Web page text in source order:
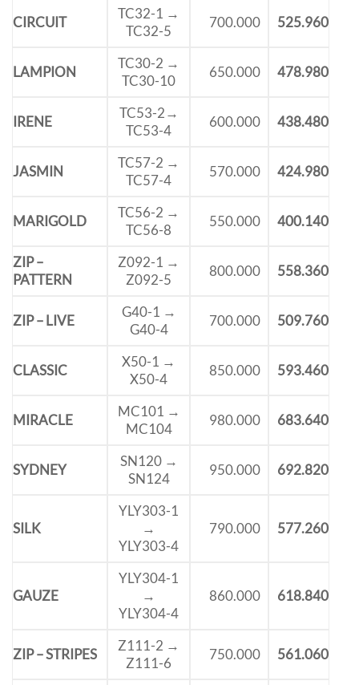
CIRCUIT
TC32-1 →
TC32-5
700.000 525.960
LAMPION
TC30-2 →
TC30-10
650.000 478.980
IRENE
TC53-2→
TC53-4
600.000 438.480
JASMIN
TC57-2 →
TC57-4
570.000 424.980
MARIGOLD
TC56-2 →
TC56-8
550.000 400.140
ZIP –
PATTERN
Z092-1 →
Z092-5
800.000 558.360
ZIP – LIVE
G40-1 →
G40-4
700.000 509.760
CLASSIC
X50-1 →
X50-4
850.000 593.460
MIRACLE
MC101 →
MC104
980.000 683.640
SYDNEY
SN120 →
SN124
950.000 692.820
SILK
YLY303-1
→
YLY303-4
790.000 577.260
GAUZE
YLY304-1
→
YLY304-4
860.000 618.840
ZIP – STRIPES
Z111-2 →
Z111-6
750.000 561.060